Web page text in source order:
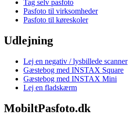
Tag selv pasfoto
Pasfoto til virksomheder
Pasfoto til køreskoler
Udlejning
Lej en negativ / lysbillede scanner
Gæstebog med INSTAX Square
Gæstebog med INSTAX Mini
Lej en fladskærm
MobiltPasfoto.dk